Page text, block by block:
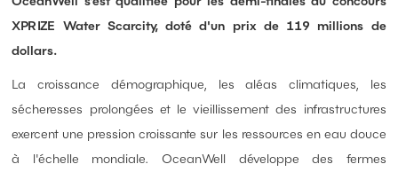
XPRIZE Water Scarcity, doté d'un prix de 119 millions de
dollars.
La croissance démographique, les aléas climatiques, les
sécheresses prolongées et le vieillissement des infrastructures
exercent une pression croissante sur les ressources en eau douce
à l'échelle mondiale. OceanWell développe des fermes